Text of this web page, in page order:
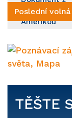
Poslední
cesty
Amerikou
TĚŠTE